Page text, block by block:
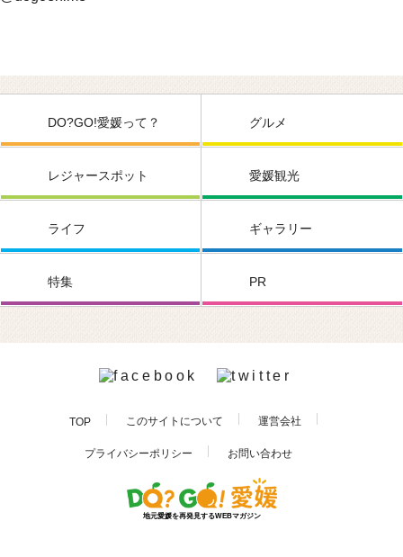
DO?GO!愛媛って？ グルメ
レジャースポット 愛媛観光
ライフ ギャラリー
特集 PR
TOP このサイトについて 運営会社
プライバシーポリシー お問い合わせ
地元愛媛を再発見するWEBマガジン